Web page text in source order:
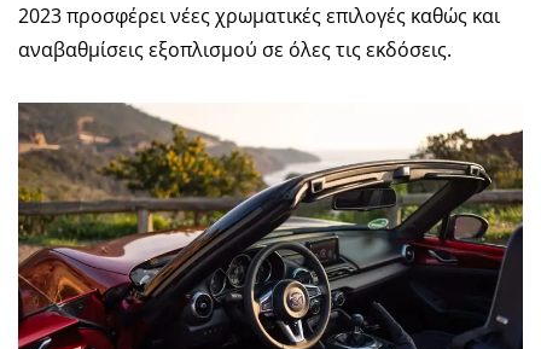
2023 προσφέρει νέες χρωματικές επιλογές καθώς και
αναβαθμίσεις εξοπλισμού σε όλες τις εκδόσεις.